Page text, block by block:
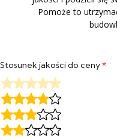
Pomoże to
Stosunek jakości do ceny*